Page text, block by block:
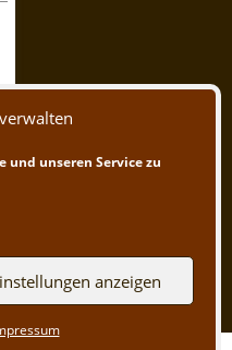
und unseren Service zu
anzeigen